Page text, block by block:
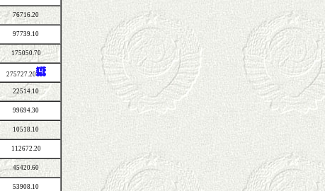
76716.20
97739.10
175050.70
275727.20
22514.10
99694.30
10518.10
112672.20
45420.60
53908.10